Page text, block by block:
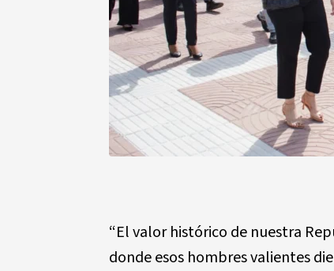
“El valor histórico de nuestra
donde esos hombres valientes